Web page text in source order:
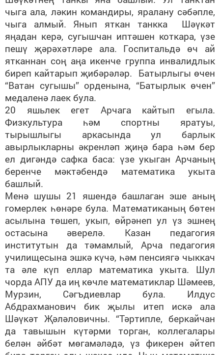
чыга ала, ләкин командиры, яралану сәбәпле,
чыга алмый. Янып яткан танкка Шәүкәт
яңадан керә, сугышчан иптәшен коткара, үзе
пешү җәрәхәтләре ала. Госпитальдә өч ай
ятканнан соң аңа икенче группа инвалидлык
биреп кайтарып җибәрәләр. Батырлыгы өчен
“Ватан сугышы” орденына, “Батырлык өчен”
медаленә лаек була.
20 яшьлек егет Арчага кайтып егыла.
Физкультура һәм спортны яратуы,
тырышлыгы аркасында ул барлык
авырлыкларны әкренләп җиңә бара һәм бер
ел дигәндә сафка баса: үзе укыган Арчаның
беренче мәктәбендә математика укыта
башлый.
Менә шушы 21 яшендә башлаган эше аның
гомерлек һөнәре була. Математиканың бөтен
асылына төшеп, укып, өйрәнеп ул үз эшнең
остасына әверелә. Казан педагогия
институтын да тәмамлый, Арча педагогия
училищесына эшкә күчә, һәм пенсиягә чыккач
та әле күп еллар математика укыта. Шул
чорда АПУ да иң көчле математиклар Шәмеев,
Мурзин, Сәгъдиевлар була. Илдус
Абдрахманович бик җылы итеп искә ала
Шәүкәт Җәләловичны. “Тәртипле, беркайчан
да тавышын күтәрми торган, коллегалары
белән әйбәт мөгамәләдә, үз фикерен әйтеп